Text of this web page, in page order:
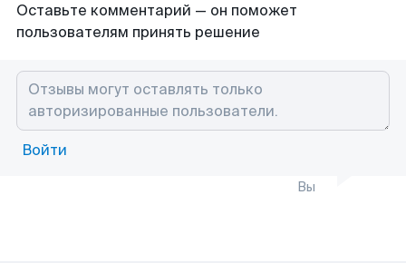
Оставьте комментарий — он поможет
пользователям принять решение
Войти
Вы